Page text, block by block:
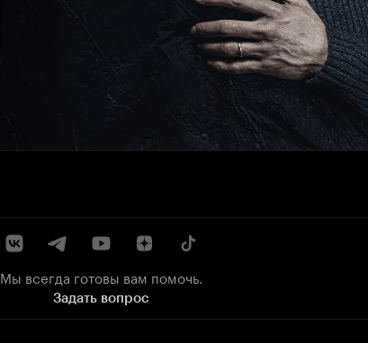
Мы всегда готовы вам помочь.
Задать вопрос